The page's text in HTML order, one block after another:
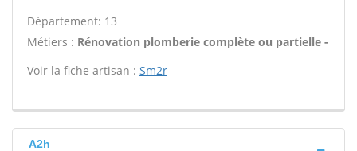
Département: 13
Métiers : Rénovation plomberie complète ou partielle -
Voir la fiche artisan : Sm2r
A2h